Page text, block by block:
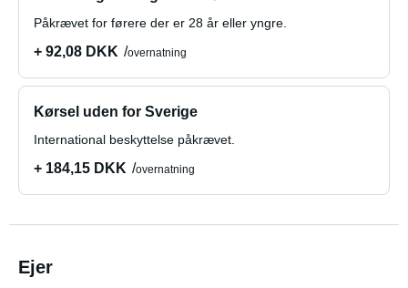
Påkrævet for førere der er 28 år eller yngre.
+ 92,08 DKK overnatning
Kørsel uden for Sverige
International beskyttelse påkrævet.
+ 184,15 DKK overnatning
Ejer